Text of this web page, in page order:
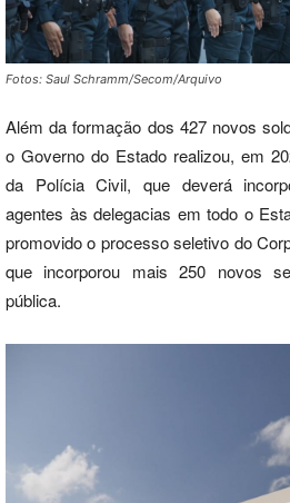
Fotos: Saul Schramm/Secom/Arquivo
Além da formação dos 427 novos
o Governo do Estado realizou, em
da Polícia Civil, que deverá
agentes às delegacias em todo o
promovido o processo seletivo do
que incorporou mais 250 novos
pública.